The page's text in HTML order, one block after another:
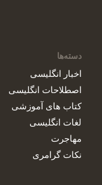
دسته‌ها
اخبار انگلیسی
اصطلاحات انگلیسی‌
کتاب های آموزشی
لغات انگلیسی
مهاجرت
نکات گرامری